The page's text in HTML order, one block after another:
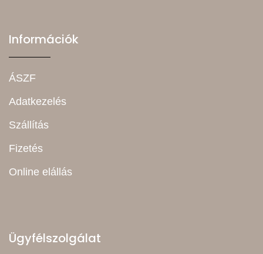
Információk
ÁSZF
Adatkezelés
Szállítás
Fizetés
Online elállás
Ügyfélszolgálat